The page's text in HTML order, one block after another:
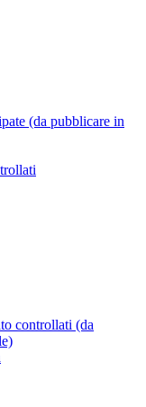
(da pubblicare in
controllati (da